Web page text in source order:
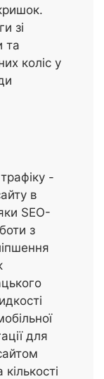
зі
та
коліс у
-
в
SEO-
з
для